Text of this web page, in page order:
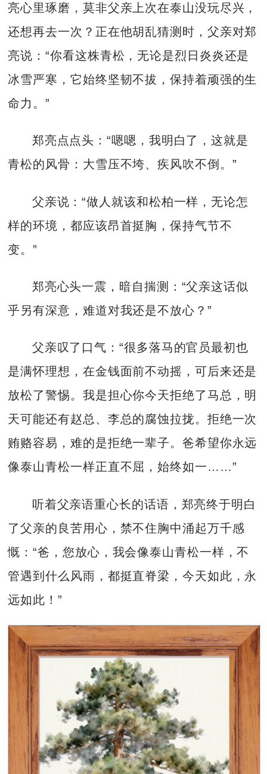
亮心里琢磨，莫非父亲上次在泰山没玩尽兴，
还想再去一次？正在他胡乱猜测时，父亲对郑
亮说：“你看这株青松，无论是烈日炎炎还是
冰雪严寒，它始终坚韧不拔，保持着顽强的生
命力。”
郑亮点点头：“嗯嗯，我明白了，这就是
青松的风骨：大雪压不垮、疾风吹不倒。”
父亲说：“做人就该和松柏一样，无论怎
样的环境，都应该昂首挺胸，保持气节不
变。”
郑亮心头一震，暗自揣测：“父亲这话似
乎另有深意，难道对我还是不放心？”
父亲叹了口气：“很多落马的官员最初也
是满怀理想，在金钱面前不动摇，可后来还是
放松了警惕。我是担心你今天拒绝了马总，明
天可能还有赵总、李总的腐蚀拉拢。拒绝一次
贿赂容易，难的是拒绝一辈子。爸希望你永远
像泰山青松一样正直不屈，始终如一……”
听着父亲语重心长的话语，郑亮终于明白
了父亲的良苦用心，禁不住胸中涌起万千感
慨：“爸，您放心，我会像泰山青松一样，不
管遇到什么风雨，都挺直脊梁，今天如此，永
远如此！”